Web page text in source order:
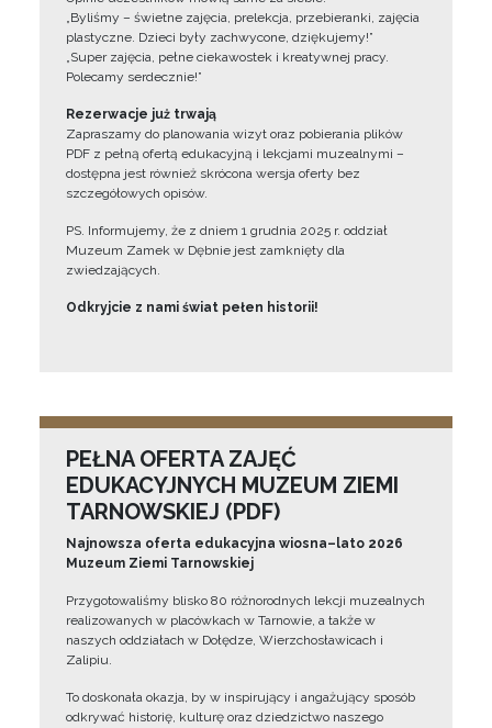
„Byliśmy – świetne zajęcia, prelekcja, przebieranki, zajęcia
plastyczne. Dzieci były zachwycone, dziękujemy!”
„Super zajęcia, pełne ciekawostek i kreatywnej pracy.
Polecamy serdecznie!”
Rezerwacje już trwają
Zapraszamy do planowania wizyt oraz pobierania plików
PDF z pełną ofertą edukacyjną i lekcjami muzealnymi –
dostępna jest również skrócona wersja oferty bez
szczegółowych opisów.
PS. Informujemy, że z dniem 1 grudnia 2025 r. oddział
Muzeum Zamek w Dębnie jest zamknięty dla
zwiedzających.
Odkryjcie z nami świat pełen historii!
PEŁNA OFERTA ZAJĘĆ
EDUKACYJNYCH MUZEUM ZIEMI
TARNOWSKIEJ (PDF)
Najnowsza oferta edukacyjna wiosna–lato 2026
Muzeum Ziemi Tarnowskiej
Przygotowaliśmy blisko 80 różnorodnych lekcji muzealnych
realizowanych w placówkach w Tarnowie, a także w
naszych oddziałach w Dołędze, Wierzchosławicach i
Zalipiu.
To doskonała okazja, by w inspirujący i angażujący sposób
odkrywać historię, kulturę oraz dziedzictwo naszego